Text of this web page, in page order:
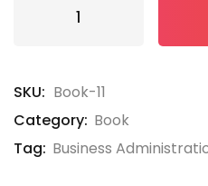
SKU: Book-11
Category: Book
Tag: Business